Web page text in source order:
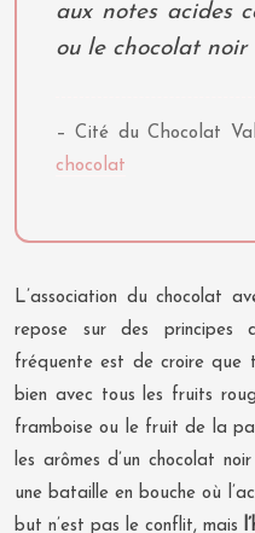
aux notes acides
ou le chocolat noir
– Cité du Chocolat
chocolat
L’association du chocolat
repose sur des principes
fréquente est de croire que
bien avec tous les fruits
framboise ou le fruit de la
les arômes d’un chocolat
une bataille en bouche où
but n’est pas le conflit, mais